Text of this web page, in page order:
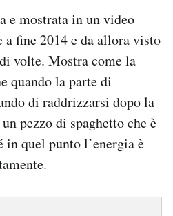
e mostrata in un video
a fine 2014 e da allora visto
volte. Mostra come la
quando la parte di
di raddrizzarsi dopo la
pezzo di spaghetto che è
in quel punto l’energia è